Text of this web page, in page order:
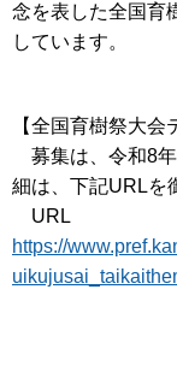
念を表した全国育
しています。
【全国育樹祭大会
募集は、令和8
細は、下記URLを
URL
https://